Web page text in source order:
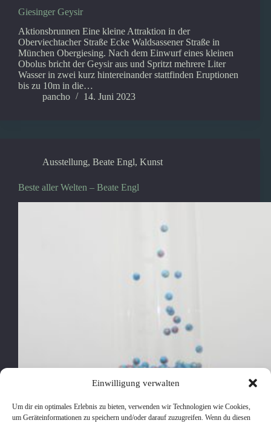
Einwilligung verwalten
Um dir ein optimales Erlebnis zu bieten, verwenden wir Technologien wie Cookies,
um Geräteinformationen zu speichern und/oder darauf zuzugreifen. Wenn du diesen
Giesinger Geysir
Aktionsbrunnen Eine kleine Attraktion in der
Oberviechtacher Straße Ecke Waldsassener Straße in
München Obergiesing. Nach dem Einwurf eines kleinen
Obolus bricht der Geysir aus und Spritzt mehrere Liter
Wasser in zwei kurz hintereinander stattfinden Eruptionen
bis zu 10m in die…
pancho
14. Juni 2023
Ausstellung, Beate Engl, Kunst
Beste aller Welten – Beate Engl